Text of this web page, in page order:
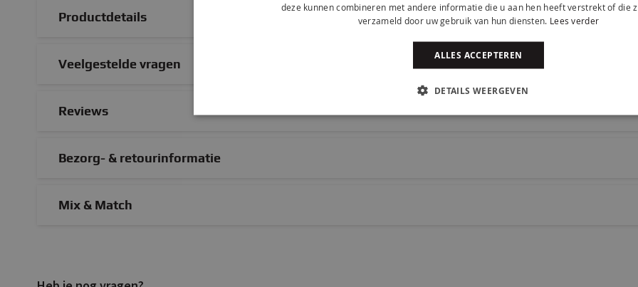
Productdetails
Veelgestelde vragen
Reviews
Bezorg- & retourinformatie
Mix & Match
deze kunnen combineren met andere informatie die u aan hen heeft verstrekt of die
verzameld door uw gebruik van hun diensten. Lees verder
ALLES ACCEPTEREN
DETAILS WEERGEVEN